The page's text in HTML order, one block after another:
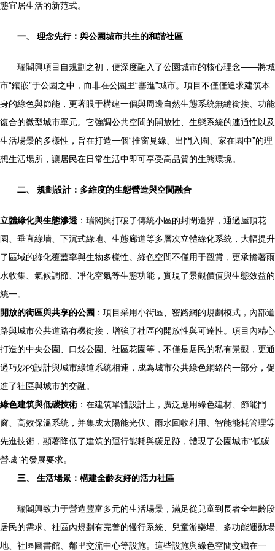
態宜居生活的新范式。
一、 理念先行：與公園城市共生的和諧社區
瑞閣興項目自規劃之初，便深度融入了公園城市的核心理念——將城
市“鑲嵌”于公園之中，而非在公園里“塞進”城市。項目不僅僅追求建筑本
身的綠色與節能，更著眼于構建一個與周邊自然生態系統無縫銜接、功能
復合的微型城市單元。它強調公共空間的開放性、生態系統的連通性以及
生活場景的多樣性，旨在打造一個“推窗見綠、出門入園、家在園中”的理
想生活場所，讓居民在日常生活中即可享受高品質的生態環境。
二、 規劃設計：多維度的生態營造與空間融合
立體綠化與生態滲透 ：瑞閣興打破了傳統小區的封閉邊界，通過屋頂花
園、垂直綠墻、下沉式綠地、生態廊道等多層次立體綠化系統，大幅提升
了區域的綠化覆蓋率與生物多樣性。綠色空間不僅用于觀賞，更承擔著雨
水收集、氣候調節、凈化空氣等生態功能，實現了景觀價值與生態效益的
統一。
開放的街區與共享的公園 ：項目采用小街區、密路網的規劃模式，內部道
路與城市公共道路有機銜接，增強了社區的開放性與可達性。項目內精心
打造的中央公園、口袋公園、社區花園等，不僅是居民的私有景觀，更通
過巧妙的設計與城市綠道系統相連，成為城市公共綠色網絡的一部分，促
進了社區與城市的交融。
綠色建筑與低碳技術 ：在建筑單體設計上，廣泛應用綠色建材、節能門
窗、高效保溫系統，并集成太陽能光伏、雨水回收利用、智能能耗管理等
先進技術，顯著降低了建筑的運行能耗與碳足跡，體現了公園城市“低碳
營城”的發展要求。
三、 生活場景：構建全齡友好的活力社區
瑞閣興致力于營造豐富多元的生活場景，滿足從兒童到長者全年齡段
居民的需求。社區內規劃有完善的慢行系統、兒童游樂場、多功能運動場
地、社區圖書館、鄰里交流中心等設施。這些設施與綠色空間交織在一